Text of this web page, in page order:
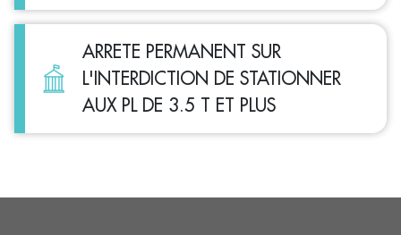
ARRETE PERMANENT SUR
L'INTERDICTION DE STATIONNER
AUX PL DE 3.5 T ET PLUS